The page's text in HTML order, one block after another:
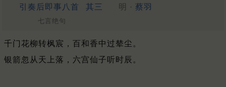
引奏后即事八首 其三 明 · 蔡羽
七言绝句
千门花柳转枫宸，百和香中过辇尘。
银箭忽从天上落，六宫仙子听时辰。